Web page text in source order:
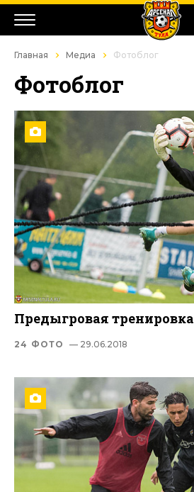
Главная Медиа Фотоблог
Фотоблог
Предыгровая тренировка
24 ФОТО — 29.06.2018